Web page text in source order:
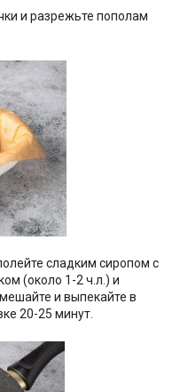
и разрежьте пополам
сладким сиропом с
(около 1-2 ч.л.) и
и выпекайте в
20-25 минут.